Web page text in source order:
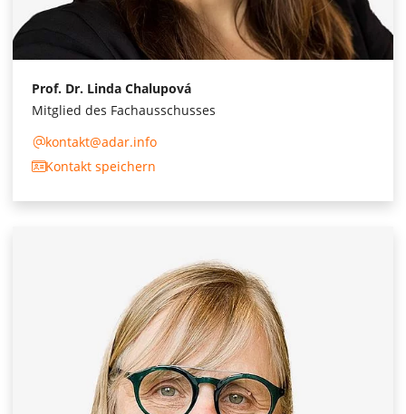
Prof. Dr. Linda Chalupová
Mitglied des Fachausschusses
kontakt@adar.info
Kontakt speichern